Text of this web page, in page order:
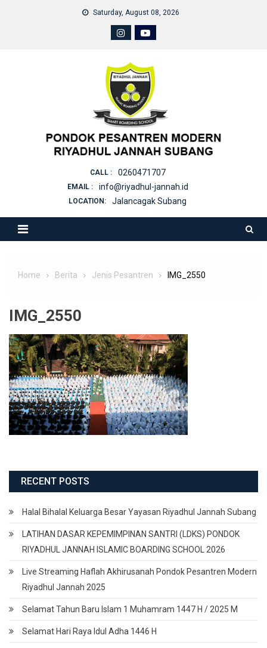
Saturday, August 08, 2026
CALL : 0260471707
EMAIL : info@riyadhul-jannah.id
LOCATION: Jalancagak Subang
Home Berita Jenis Pesantren IMG_2550
IMG_2550
RECENT POSTS
Halal Bihalal Keluarga Besar Yayasan Riyadhul Jannah Subang
LATIHAN DASAR KEPEMIMPINAN SANTRI (LDKS) PONDOK
RIYADHUL JANNAH ISLAMIC BOARDING SCHOOL 2026
Live Streaming Haflah Akhirusanah Pondok Pesantren Modern
Riyadhul Jannah 2025
Selamat Tahun Baru Islam 1 Muhamram 1447 H / 2025 M
Selamat Hari Raya Idul Adha 1446 H